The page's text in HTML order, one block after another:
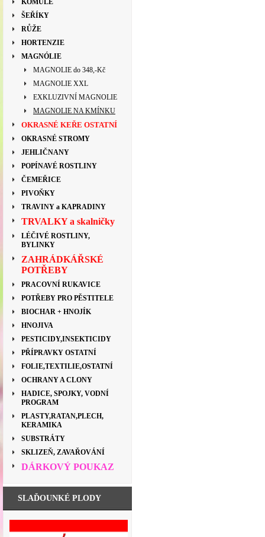
KOMULE
ŠEŘÍKY
RŮŽE
HORTENZIE
MAGNÓLIE
MAGNOLIE do 348,-Kč
MAGNOLIE XXL
EXKLUZIVNÍ MAGNOLIE
MAGNOLIE NA KMÍNKU
OKRASNÉ KEŘE OSTATNÍ
OKRASNÉ STROMY
JEHLIČNANY
POPÍNAVÉ ROSTLINY
ČEMEŘICE
PIVOŇKY
TRAVINY a KAPRADINY
TRVALKY a skalničky
LÉČIVÉ ROSTLINY,
BYLINKY
ZAHRÁDKÁŘSKÉ
POTŘEBY
PRACOVNÍ RUKAVICE
POTŘEBY PRO PĚSTITELE
BIOCHAR + HNOJÍK
HNOJIVA
PESTICIDY,INSEKTICIDY
PŘÍPRAVKY OSTATNÍ
FOLIE,TEXTILIE,OSTATNÍ
OCHRANY A CLONY
HADICE, SPOJKY, VODNÍ
PROGRAM
PLASTY,RATAN,PLECH,
KERAMIKA
SUBSTRÁTY
SKLIZEŇ, ZAVAŘOVÁNÍ
DÁRKOVÝ POUKAZ
SLAĎOUNKÉ PLODY